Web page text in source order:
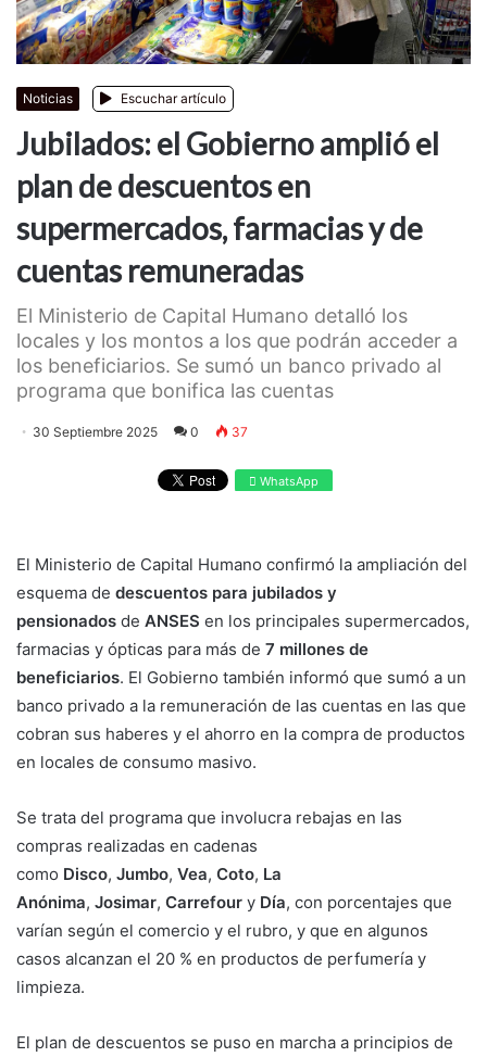
Noticias Escuchar artículo
Jubilados: el Gobierno amplió el
plan de descuentos en
supermercados, farmacias y de
cuentas remuneradas
El Ministerio de Capital Humano detalló los
locales y los montos a los que podrán acceder a
los beneficiarios. Se sumó un banco privado al
programa que bonifica las cuentas
30 Septiembre 2025 0 37
WhatsApp
El Ministerio de Capital Humano confirmó la ampliación del
esquema de descuentos para jubilados y
pensionados de ANSES en los principales supermercados,
farmacias y ópticas para más de 7 millones de
beneficiarios. El Gobierno también informó que sumó a un
banco privado a la remuneración de las cuentas en las que
cobran sus haberes y el ahorro en la compra de productos
en locales de consumo masivo.
Se trata del programa que involucra rebajas en las
compras realizadas en cadenas
como Disco, Jumbo, Vea, Coto, La
Anónima, Josimar, Carrefour y Día, con porcentajes que
varían según el comercio y el rubro, y que en algunos
casos alcanzan el 20 % en productos de perfumería y
limpieza.
El plan de descuentos se puso en marcha a principios de